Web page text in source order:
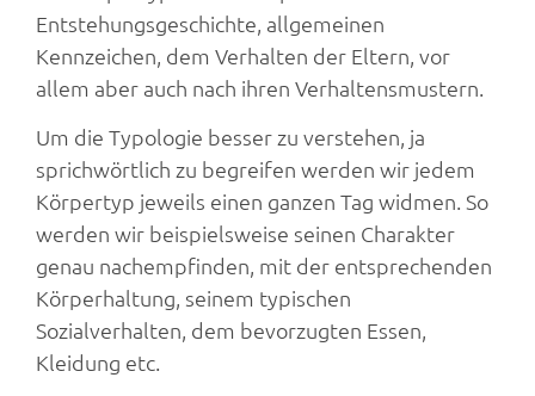
Entstehungsgeschichte, allgemeinen
Kennzeichen, dem Verhalten der Eltern, vor
allem aber auch nach ihren Verhaltensmustern.
Um die Typologie besser zu verstehen, ja
sprichwörtlich zu begreifen werden wir jedem
Körpertyp jeweils einen ganzen Tag widmen. So
werden wir beispielsweise seinen Charakter
genau nachempfinden, mit der entsprechenden
Körperhaltung, seinem typischen
Sozialverhalten, dem bevorzugten Essen,
Kleidung etc.